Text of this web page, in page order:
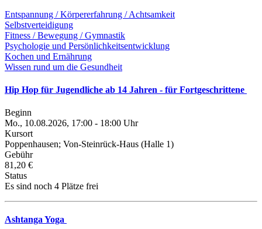
Entspannung / Körpererfahrung / Achtsamkeit
Selbstverteidigung
Fitness / Bewegung / Gymnastik
Psychologie und Persönlichkeitsentwicklung
Kochen und Ernährung
Wissen rund um die Gesundheit
Hip Hop für Jugendliche ab 14 Jahren - für Fortgeschrittene
Beginn
Mo., 10.08.2026, 17:00 - 18:00 Uhr
Kursort
Poppenhausen; Von-Steinrück-Haus (Halle 1)
Gebühr
81,20 €
Status
Es sind noch 4 Plätze frei
Ashtanga Yoga